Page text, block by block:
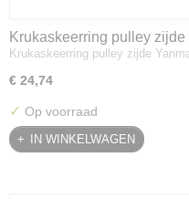
Krukaskeerring pulley
Deere - 119934-01800
Krukaskeerring pulley zijde
€ 24,74
✓ Op voorraad
IN WINKELWAGEN